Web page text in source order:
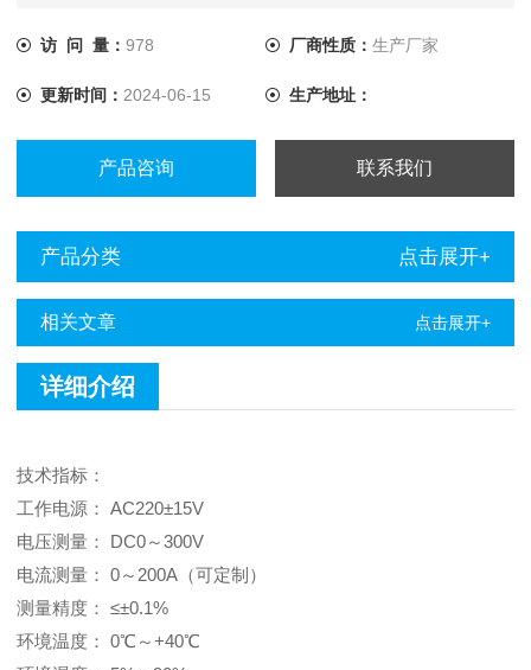
析软件界面友好，功能*。 ◆可将采集数据在屏幕上直观显
记录。
访 问 量： 978 厂商性质： 生产厂家
更新时间： 2024-06-15 生产地址：
产品咨询 联系我们
产品分类 点击展开+
相关文章 点击展开+
详细介绍
技术指标：
工作电源： AC220±15V
电压测量： DC0～300V
电流测量： 0～200A（可定制）
测量精度： ≤±0.1%
环境温度： 0℃～+40℃